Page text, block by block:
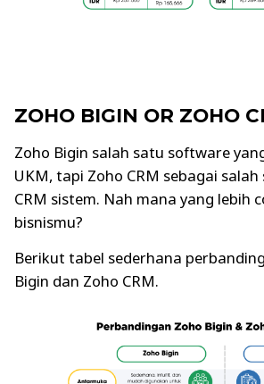
ZOHO BIGIN OR ZOHO
Zoho Bigin salah satu software
UKM, tapi Zoho CRM sebagai
CRM sistem. Nah mana yang lebih
bisnismu?
Berikut tabel sederhana
Bigin dan Zoho CRM.